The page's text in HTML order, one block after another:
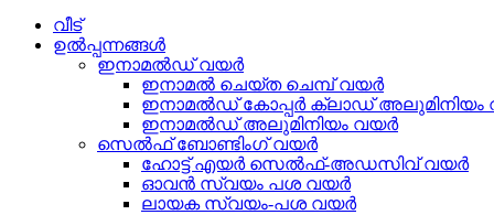
വീട്
ഉൽപ്പന്നങ്ങൾ
ഇനാമൽഡ് വയർ
ഇനാമൽ ചെയ്ത ചെമ്പ് വയർ
ഇനാമൽഡ് കോപ്പർ ക്ലാഡ് അലുമിനിയം
ഇനാമൽഡ് അലുമിനിയം വയർ
സെൽഫ് ബോണ്ടിംഗ് വയർ
ഹോട്ട് എയർ സെൽഫ്-അഡസിവ് വയർ
ഓവൻ സ്വയം പശ വയർ
ലായക സ്വയം-പശ വയർ